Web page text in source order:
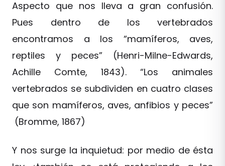
Aspecto que nos lleva a gran confusión.
Pues dentro de los vertebrados
encontramos a los “mamíferos, aves,
reptiles y peces” (Henri-Milne-Edwards,
Achille Comte, 1843). “Los animales
vertebrados se subdividen en cuatro clases
que son mamíferos, aves, anfibios y peces”
(Bromme, 1867)
Y nos surge la inquietud: por medio de ésta